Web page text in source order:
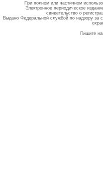
При полном или частичном
Электронное периодическое
свидетельство о
Выдано Федеральной службой по надзору за
Пишите